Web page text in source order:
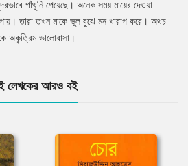
গাঁথুনি পেয়েছে। অনেক সময় মায়ের দেওয়া
তারা তখন মাকে ভুল বুঝে মন খারাপ করে। অথচ
অকৃত্রিম ভালোবাসা।
লেখকের আরও বই